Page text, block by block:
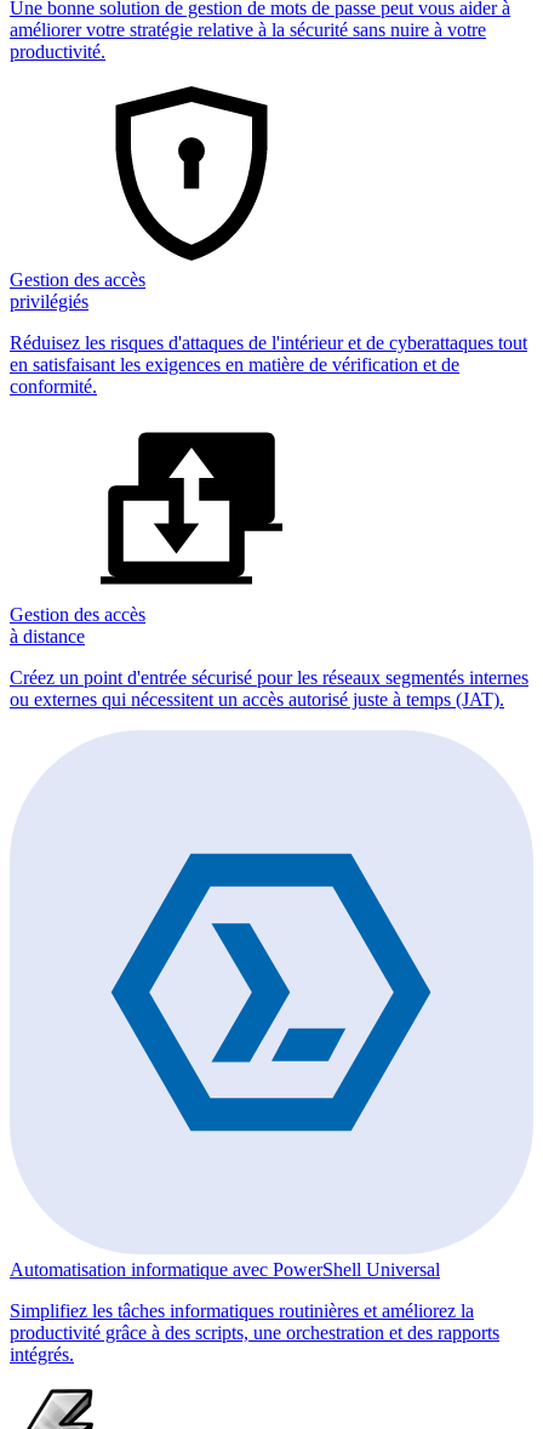
Une bonne solution de gestion de mots de passe peut vous aider à
améliorer votre stratégie relative à la sécurité sans nuire à votre
productivité.
Gestion des accès
privilégiés
Réduisez les risques d'attaques de l'intérieur et de cyberattaques tout
en satisfaisant les exigences en matière de vérification et de
conformité.
Gestion des accès
à distance
Créez un point d'entrée sécurisé pour les réseaux segmentés internes
ou externes qui nécessitent un accès autorisé juste à temps (JAT).
Automatisation informatique avec PowerShell Universal
Simplifiez les tâches informatiques routinières et améliorez la
productivité grâce à des scripts, une orchestration et des rapports
intégrés.